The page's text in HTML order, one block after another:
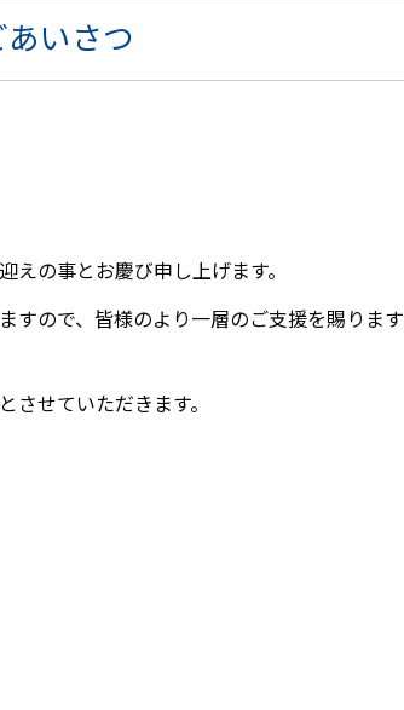
いさつ
の事とお慶び申し上げます。
すので、皆様のより一層のご支援を賜ります
せていただきます。